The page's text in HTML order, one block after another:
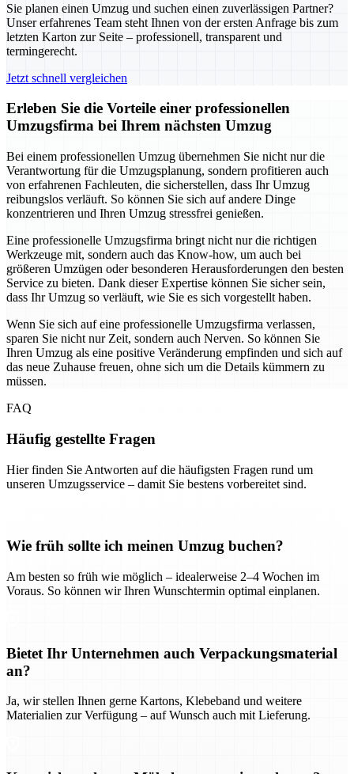
Sie planen einen Umzug und suchen einen zuverlässigen Partner?
Unser erfahrenes Team steht Ihnen von der ersten Anfrage bis zum
letzten Karton zur Seite – professionell, transparent und
termingerecht.
Jetzt schnell vergleichen
Erleben Sie die Vorteile einer professionellen
Umzugsfirma bei Ihrem nächsten Umzug
Bei einem professionellen Umzug übernehmen Sie nicht nur die
Verantwortung für die Umzugsplanung, sondern profitieren auch
von erfahrenen Fachleuten, die sicherstellen, dass Ihr Umzug
reibungslos verläuft. So können Sie sich auf andere Dinge
konzentrieren und Ihren Umzug stressfrei genießen.
Eine professionelle Umzugsfirma bringt nicht nur die richtigen
Werkzeuge mit, sondern auch das Know-how, um auch bei
größeren Umzügen oder besonderen Herausforderungen den besten
Service zu bieten. Dank dieser Expertise können Sie sicher sein,
dass Ihr Umzug so verläuft, wie Sie es sich vorgestellt haben.
Wenn Sie sich auf eine professionelle Umzugsfirma verlassen,
sparen Sie nicht nur Zeit, sondern auch Nerven. So können Sie
Ihren Umzug als eine positive Veränderung empfinden und sich auf
das neue Zuhause freuen, ohne sich um die Details kümmern zu
müssen.
FAQ
Häufig gestellte Fragen
Hier finden Sie Antworten auf die häufigsten Fragen rund um
unseren Umzugsservice – damit Sie bestens vorbereitet sind.
Wie früh sollte ich meinen Umzug buchen?
Am besten so früh wie möglich – idealerweise 2–4 Wochen im
Voraus. So können wir Ihren Wunschtermin optimal einplanen.
Bietet Ihr Unternehmen auch Verpackungsmaterial
an?
Ja, wir stellen Ihnen gerne Kartons, Klebeband und weitere
Materialien zur Verfügung – auf Wunsch auch mit Lieferung.